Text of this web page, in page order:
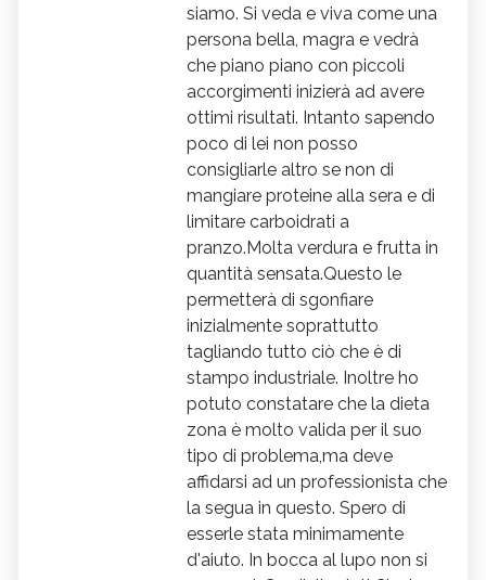
siamo. Si veda e viva come una
persona bella, magra e vedrà
che piano piano con piccoli
accorgimenti inizierà ad avere
ottimi risultati. Intanto sapendo
poco di lei non posso
consigliarle altro se non di
mangiare proteine alla sera e di
limitare carboidrati a
pranzo.Molta verdura e frutta in
quantità sensata.Questo le
permetterà di sgonfiare
inizialmente soprattutto
tagliando tutto ciò che è di
stampo industriale. Inoltre ho
potuto constatare che la dieta
zona è molto valida per il suo
tipo di problema,ma deve
affidarsi ad un professionista che
la segua in questo. Spero di
esserle stata minimamente
d'aiuto. In bocca al lupo non si